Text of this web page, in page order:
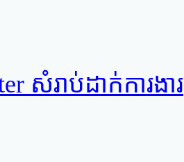
សំរាប់ដាក់ការងារ